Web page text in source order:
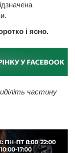
і ясно.
частину